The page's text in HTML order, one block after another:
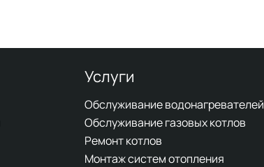
Услуги
Обслуживание водонагревателей
Обслуживание газовых котлов
Ремонт котлов
Монтаж систем отопления